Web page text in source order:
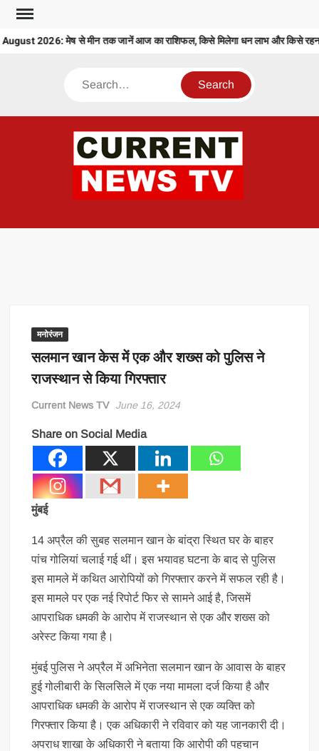
Skip
content2026: मेष से मीन तक जानें आज का राशिफल, किसे मिलेगा धन लाभ और किसे रहना
Search
मनोरंजन
सलमान खान केस में एक और शख्स को पुलिस ने
राजस्थान से किया गिरफ्तार
Current News TV June 16, 2024
Share on Social Media
मुंबई
14 अप्रैल की सुबह सलमान खान के बांद्रा स्थित घर के बाहर
पांच गोलियां चलाई गई थीं। इस भयावह घटना के बाद से पुलिस
इस मामले में कथित आरोपियों को गिरफ्तार करने में सफल रही है।
इस मामले पर एक नई रिपोर्ट फिर से सामने आई है, जिसमें
आपराधिक धमकी के आरोप में राजस्थान से एक और शख्स को
अरेस्ट किया गया है।
मुंबई पुलिस ने अप्रैल में अभिनेता सलमान खान के आवास के बाहर
हुई गोलीबारी के सिलसिले में एक नया मामला दर्ज किया है और
आपराधिक धमकी के आरोप में राजस्थान से एक व्यक्ति को
गिरफ्तार किया है। एक अधिकारी ने रविवार को यह जानकारी दी।
अपराध शाखा के अधिकारी ने बताया कि आरोपी की पहचान